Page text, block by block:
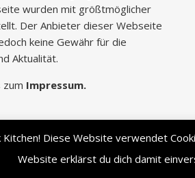
wurden mit größtmöglicher
Der Anbieter dieser Webseite
keine Gewähr für die
Aktualität.
Impressum.
WP Royal.
Kitchen! Diese Website verwendet
Website erklärst du dich damit